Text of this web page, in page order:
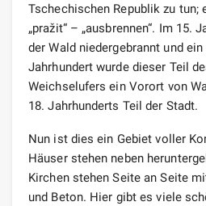
Tschechischen Republik zu
„pražit“ – „ausbrennen“. Im 15.
der Wald niedergebrannt und
Jahrhundert wurde dieser Teil
Weichselufers ein Vorort von
18. Jahrhunderts Teil der Stadt.
Nun ist dies ein Gebiet voller
Häuser stehen neben
Kirchen stehen Seite an Seite
und Beton. Hier gibt es viele